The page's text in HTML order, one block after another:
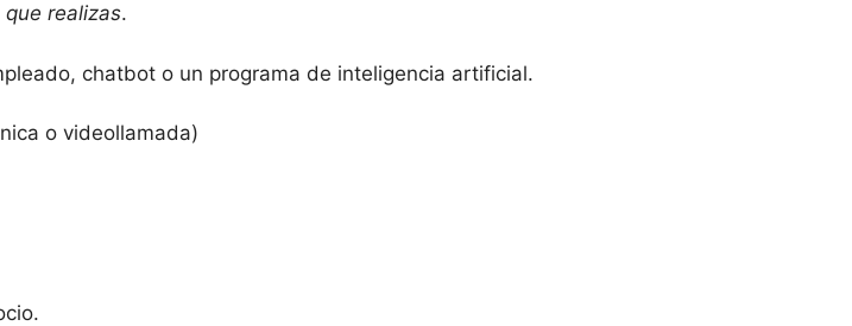
realizas.
chatbot o un programa de inteligencia artificial.
o videollamada)